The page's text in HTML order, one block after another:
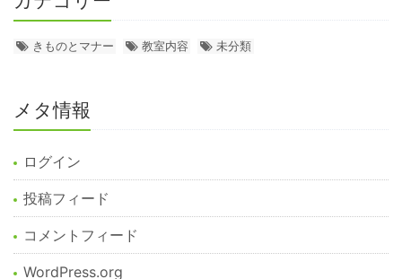
きものとマナー 教室内容 未分類
メタ情報
ログイン
投稿フィード
コメントフィード
WordPress.org